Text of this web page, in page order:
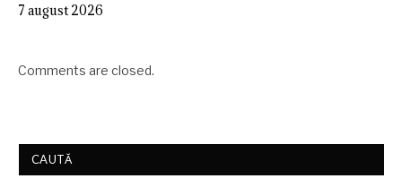
7 august 2026
Comments are closed.
CAUTĂ